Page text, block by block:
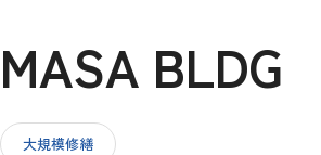
施工事例
CSRの取り組み
MASA BLDG
大規模修繕